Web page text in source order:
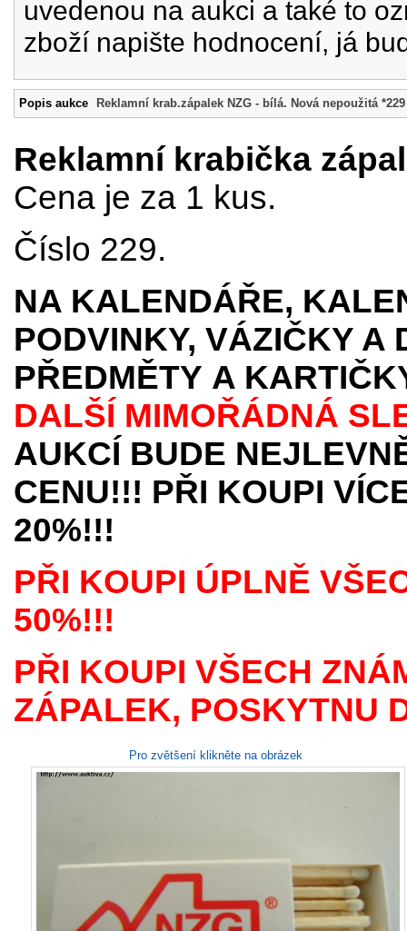
uvedenou na aukci a také to
zboží napište hodnocení, já
Popis aukce Reklamní krab.zápalek NZG - bílá. Nová nepoužitá *229
Reklamní krabička
Cena je za 1 kus.
Číslo 229.
NA KALENDÁŘE,
PODVINKY, VÁZIČKY A
PŘEDMĚTY A
DALŠÍ MIMOŘÁDNÁ
AUKCÍ BUDE
CENU!!! PŘI KOUPI
20%!!!
PŘI KOUPI ÚPLNĚ
50%!!!
PŘI KOUPI VŠECH
ZÁPALEK, POSKYTNU
Pro zvětšení klikněte na obrázek